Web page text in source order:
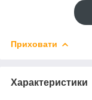
Приховати
Характеристики